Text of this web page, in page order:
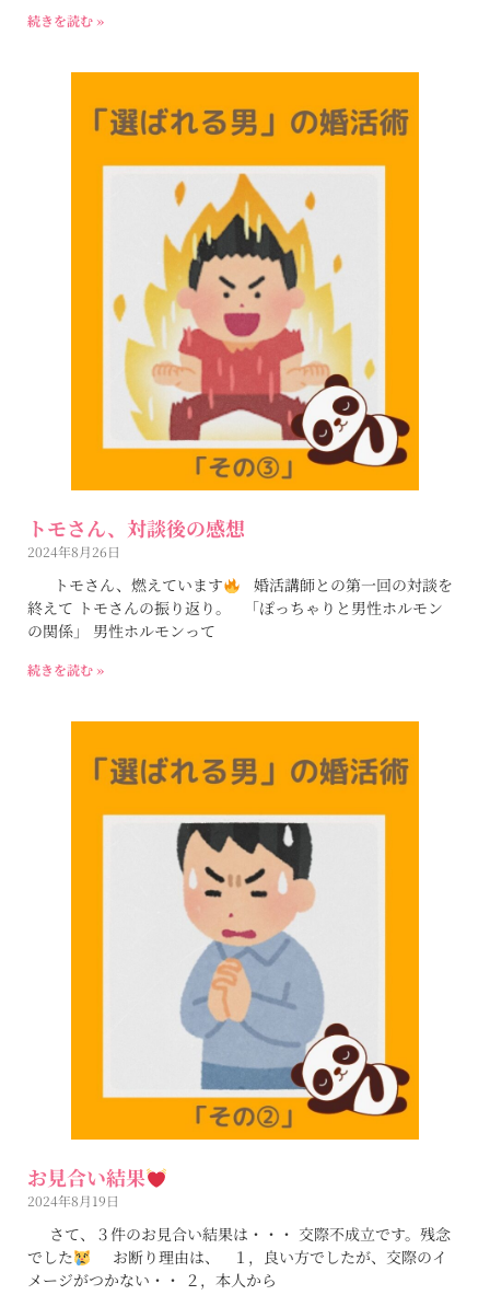
続きを読む »
トモさん、対談後の感想
2024年8月26日
トモさん、燃えています
婚活講師との第一回の対談を
終えて トモさんの振り返り。 「ぽっちゃりと男性ホルモン
の関係」 男性ホルモンって
続きを読む »
お見合い結果
2024年8月19日
さて、３件のお見合い結果は・・・ 交際不成立です。残念
でした
お断り理由は、 １，良い方でしたが、交際のイ
メージがつかない・・ ２，本人から